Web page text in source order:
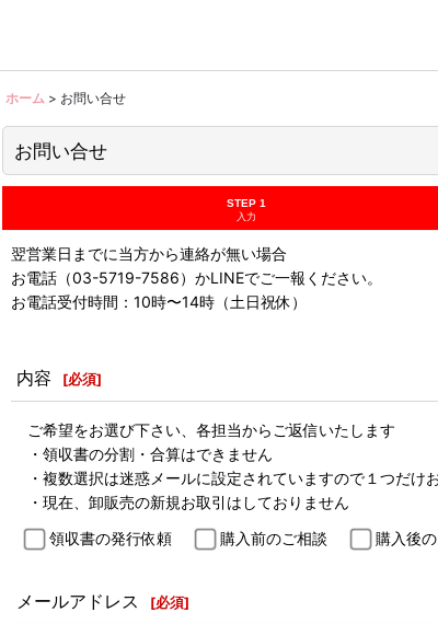
ホーム > お問い合せ
お問い合せ
STEP 1
入力
翌営業日までに当方から連絡が無い場合
お電話（03-5719-7586）かLINEでご一報ください。
お電話受付時間：10時〜14時（土日祝休）
内容 [必須]
ご希望をお選び下さい、各担当からご返信いたします
・領収書の分割・合算はできません
・複数選択は迷惑メールに設定されていますので１つだけ
・現在、卸販売の新規お取引はしておりません
領収書の発行依頼
購入前のご相談 購入後
メールアドレス [必須]